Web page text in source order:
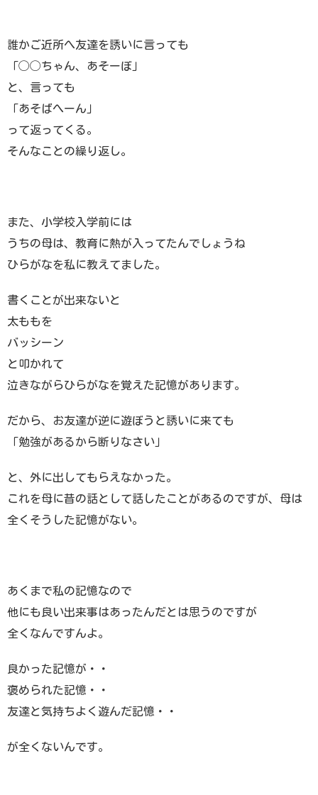
誰かご近所へ友達を誘いに言っても
「◯◯ちゃん、あそーぼ」
と、言っても
「あそばへーん」
って返ってくる。
そんなことの繰り返し。
また、小学校入学前には
うちの母は、教育に熱が入ってたんでしょうね
ひらがなを私に教えてました。
書くことが出来ないと
太ももを
バッシーン
と叩かれて
泣きながらひらがなを覚えた記憶があります。
だから、お友達が逆に遊ぼうと誘いに来ても
「勉強があるから断りなさい」
と、外に出してもらえなかった。
これを母に昔の話として話したことがあるのですが、母は
全くそうした記憶がない。
あくまで私の記憶なので
他にも良い出来事はあったんだとは思うのですが
全くなんですんよ。
良かった記憶が・・
褒められた記憶・・
友達と気持ちよく遊んだ記憶・・
が全くないんです。